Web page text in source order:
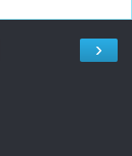
›